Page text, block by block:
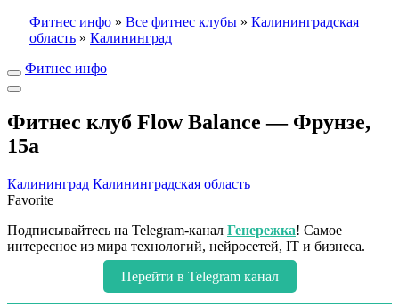
Фитнес инфо » Все фитнес клубы » Калининградская
область » Калининград
Фитнес инфо
Фитнес клуб Flow Balance — Фрунзе,
15а
Калининград Калининградская область
Favorite
Подписывайтесь на Telegram-канал Генережка! Самое
интересное из мира технологий, нейросетей, IT и бизнеса.
Перейти в Telegram канал